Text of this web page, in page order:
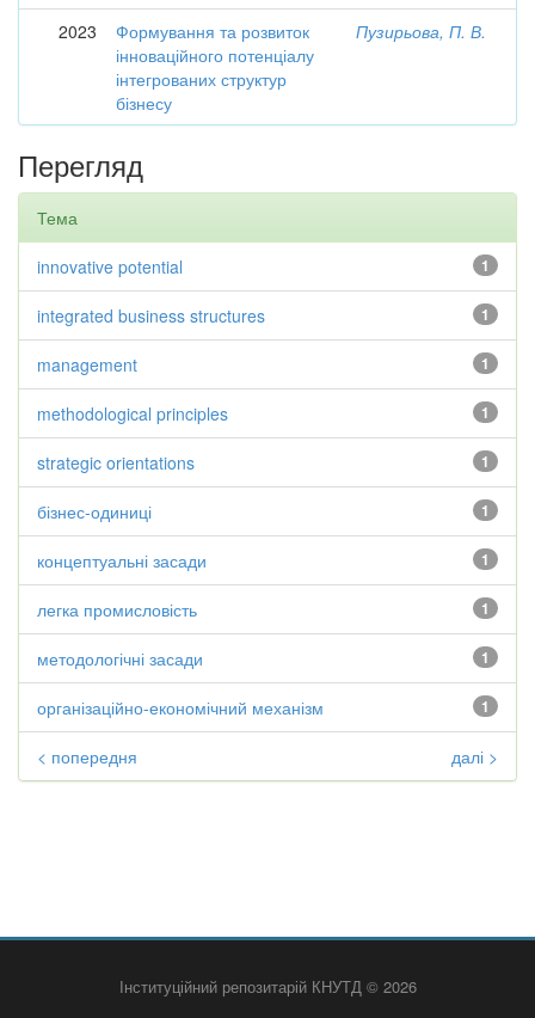
2023
Формування та розвиток
інноваційного потенціалу
інтегрованих структур
бізнесу
Пузирьова, П. В.
Перегляд
Тема
1
innovative potential
1
integrated business structures
1
management
1
methodological principles
1
strategic orientations
1
бізнес-одиниці
1
концептуальні засади
1
легка промисловість
1
методологічні засади
1
організаційно-економічний механізм
< попередня далі >
Інституційний репозитарій КНУТД © 2026